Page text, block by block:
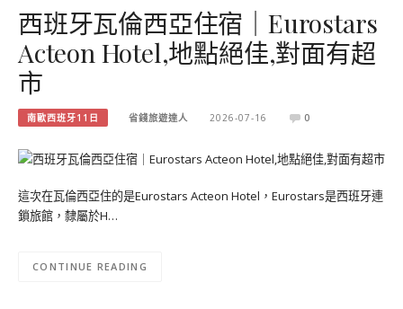
西班牙瓦倫西亞住宿｜Eurostars
Acteon Hotel,地點絕佳,對面有超
市
南歐西班牙11日 省錢旅遊達人 2026-07-16 0
這次在瓦倫西亞住的是Eurostars Acteon Hotel，Eurostars是西班牙連
鎖旅館，隸屬於H…
CONTINUE READING